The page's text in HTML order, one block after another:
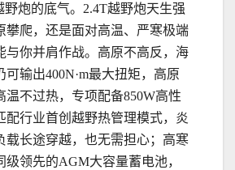
野炮的底气。2.4T越野炮天生强
攀爬，还是面对高温、严寒极端
与你并肩作战。高原不高反，海
可输出400N·m最大扭矩，高原
温不过热，专项配备850W高性
配行业首创越野热管理模式，炎
载长途穿越，也无需担心；高寒
级领先的AGM大容量蓄电池，